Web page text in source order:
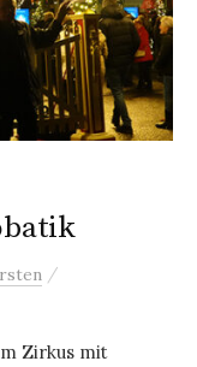
/
Zirkus mit